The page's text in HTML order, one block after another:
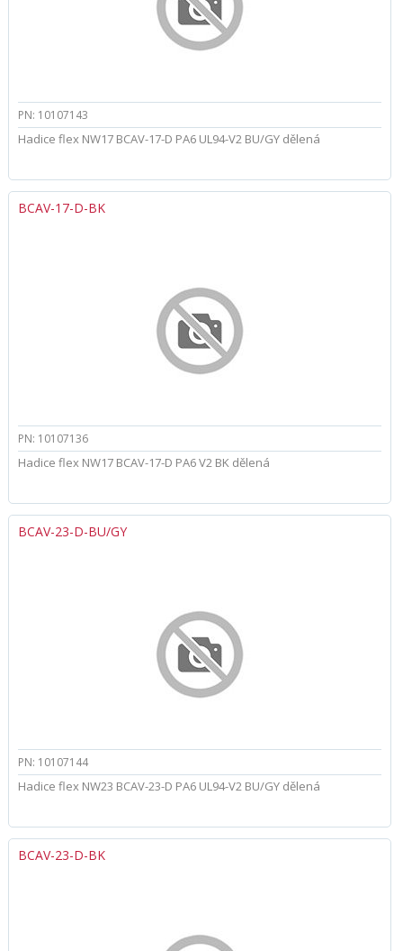
PN: 10107143
Hadice flex NW17 BCAV-17-D PA6 UL94-V2 BU/GY dělená
BCAV-17-D-BK
PN: 10107136
Hadice flex NW17 BCAV-17-D PA6 V2 BK dělená
BCAV-23-D-BU/GY
PN: 10107144
Hadice flex NW23 BCAV-23-D PA6 UL94-V2 BU/GY dělená
BCAV-23-D-BK